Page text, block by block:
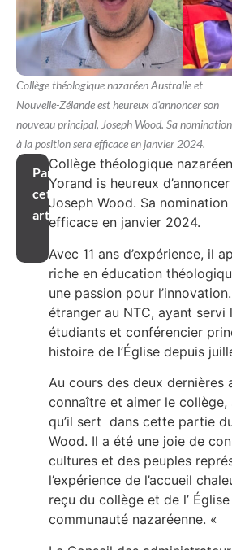
Collège théologique nazaréen Australie et
Nouvelle-Zélande est heureux d'annoncer son
nouveau principal, Joseph Wood. Sa nomination
à la position sera efficace en janvier 2024.
Partager
cet
article
Collège théologique
Yorand is heureux
Joseph Wood. Sa
efficace en janvier 2024.
Avec 11 ans d’expérience, il
riche en éducation
une passion pour
étranger au NTC, ayant servi
étudiants et conférencier
histoire de l’Église depuis
Au cours des deux dernières
connaître et aimer le collège,
qu’il sert dans cette partie
Wood. Il a été une joie de
cultures et des peuples
l’expérience de l’accueil
reçu du collège et de l’
communauté nazaréenne. «